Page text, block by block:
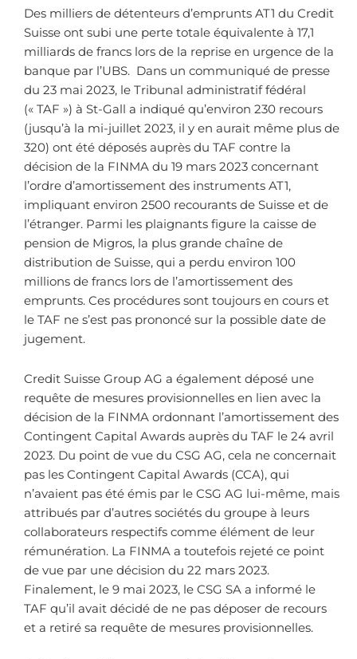
Des milliers de détenteurs d’emprunts AT1 du Credit
Suisse ont subi une perte totale équivalente à 17,1
milliards de francs lors de la reprise en urgence de la
banque par l’UBS. Dans un communiqué de presse
du 23 mai 2023, le Tribunal administratif fédéral
(« TAF ») à St-Gall a indiqué qu’environ 230 recours
(jusqu’à la mi-juillet 2023, il y en aurait même plus de
320) ont été déposés auprès du TAF contre la
décision de la FINMA du 19 mars 2023 concernant
l’ordre d’amortissement des instruments AT1,
impliquant environ 2500 recourants de Suisse et de
l’étranger. Parmi les plaignants figure la caisse de
pension de Migros, la plus grande chaîne de
distribution de Suisse, qui a perdu environ 100
millions de francs lors de l’amortissement des
emprunts. Ces procédures sont toujours en cours et
le TAF ne s’est pas prononcé sur la possible date de
jugement.
Credit Suisse Group AG a également déposé une
requête de mesures provisionnelles en lien avec la
décision de la FINMA ordonnant l’amortissement des
Contingent Capital Awards auprès du TAF le 24 avril
2023. Du point de vue du CSG AG, cela ne concernait
pas les Contingent Capital Awards (CCA), qui
n’avaient pas été émis par le CSG AG lui-même, mais
attribués par d’autres sociétés du groupe à leurs
collaborateurs respectifs comme élément de leur
rémunération. La FINMA a toutefois rejeté ce point
de vue par une décision du 22 mars 2023.
Finalement, le 9 mai 2023, le CSG SA a informé le
TAF qu’il avait décidé de ne pas déposer de recours
et a retiré sa requête de mesures provisionnelles.